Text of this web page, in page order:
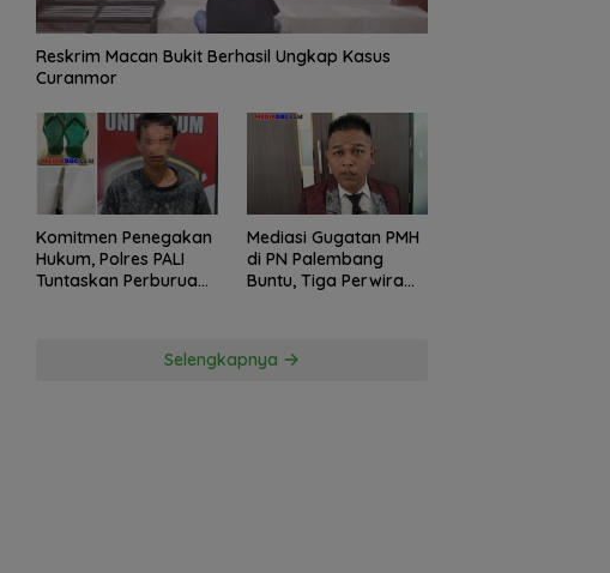
Reskrim Macan Bukit Berhasil Ungkap Kasus
Curanmor
Komitmen Penegakan
Hukum, Polres PALI
Tuntaskan Perburuan
Mediasi Gugatan PMH
di PN Palembang
Buntu, Tiga Perwira
Pertanyakan
Selengkapnya